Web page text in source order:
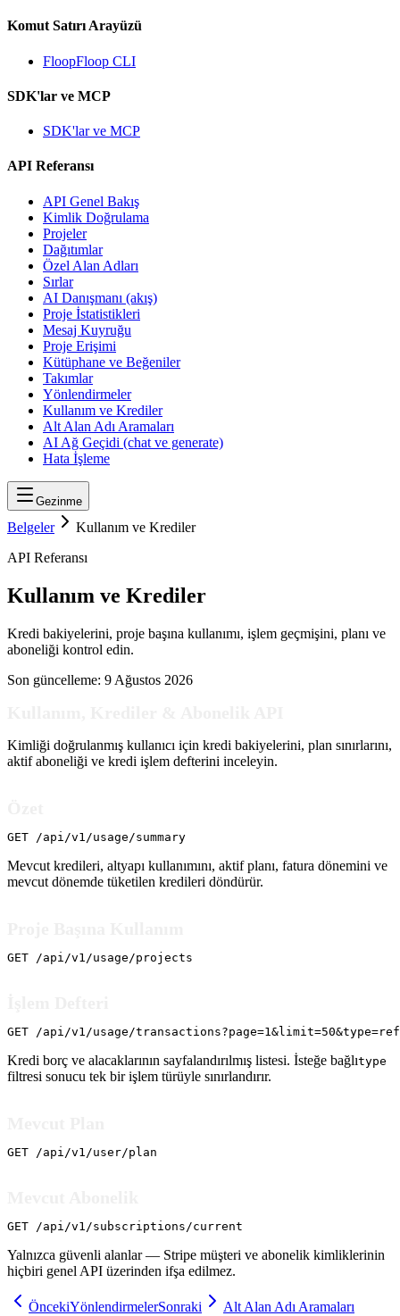
Komut Satırı Arayüzü
FloopFloop CLI
SDK'lar ve MCP
SDK'lar ve MCP
API Referansı
API Genel Bakış
Kimlik Doğrulama
Projeler
Dağıtımlar
Özel Alan Adları
Sırlar
AI Danışmanı (akış)
Proje İstatistikleri
Mesaj Kuyruğu
Proje Erişimi
Kütüphane ve Beğeniler
Takımlar
Yönlendirmeler
Kullanım ve Krediler
Alt Alan Adı Aramaları
AI Ağ Geçidi (chat ve generate)
Hata İşleme
Gezinme
Belgeler
Kullanım ve Krediler
API Referansı
Kullanım ve Krediler
Kredi bakiyelerini, proje başına kullanımı, işlem geçmişini, planı ve
aboneliği kontrol edin.
Son güncelleme: 9 Ağustos 2026
Kimliği doğrulanmış kullanıcı için kredi bakiyelerini, plan sınırlarını,
aktif aboneliği ve kredi işlem defterini inceleyin.
GET /api/v1/usage/summary
Mevcut kredileri, altyapı kullanımını, aktif planı, fatura dönemini ve
mevcut dönemde tüketilen kredileri döndürür.
GET /api/v1/usage/projects
GET /api/v1/usage/
Kredi borç ve alacaklarının sayfalandırılmış listesi. İsteğe bağlıtype
filtresi sonucu tek bir işlem türüyle sınırlandırır.
GET /api/v1/user/plan
GET /api/v1/subscriptions/current
Yalnızca güvenli alanlar — Stripe müşteri ve abonelik kimliklerinin
hiçbiri genel API üzerinden ifşa edilmez.
ÖncekiYönlendirmelerSonraki Alt Alan Adı Aramaları